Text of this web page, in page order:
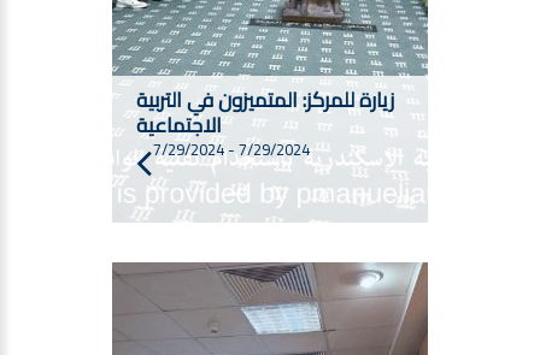
زيارة للمركز: المتميزون في التربية
الاجتماعية
7/29/2024
-
7/29/2024